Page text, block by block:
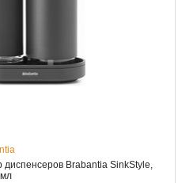
диспенсеров Brabantia SinkStyle,